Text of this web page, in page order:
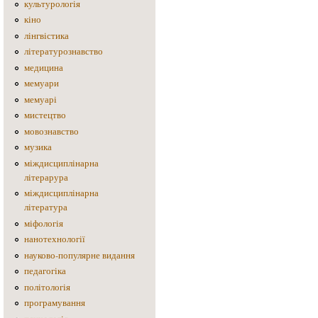
культурологія
кіно
лінгвістика
літературознавство
медицина
мемуари
мемуарі
мистецтво
мовознавство
музика
міждисциплінарна
літерарура
міждисциплінарна
література
міфологія
нанотехнології
науково-популярне видання
педагогіка
політологія
програмування